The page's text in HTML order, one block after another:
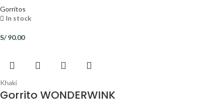
Gorritos
In stock
S/90.00
Khaki
Gorrito WONDERWINK